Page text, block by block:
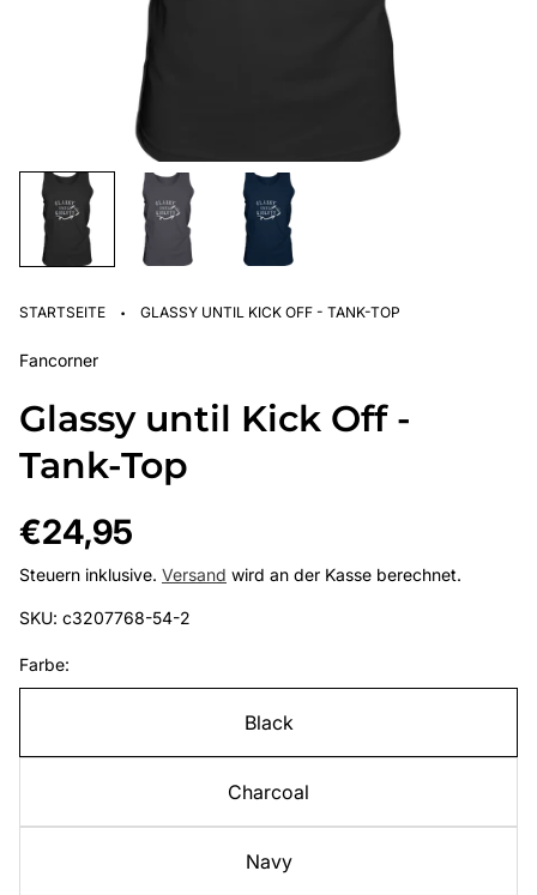
STARTSEITE · GLASSY UNTIL KICK OFF - TANK-TOP
Fancorner
Glassy until Kick Off -
Tank-Top
Regulärer
Preis
€24,95
Steuern inklusive. Versand wird an der Kasse berechnet.
SKU: c3207768-54-2
Farbe:
Black
Charcoal
Navy